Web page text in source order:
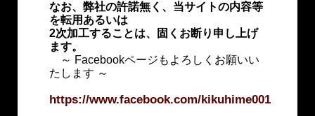
なお、弊社の許諾無く、当サイトの内容等
を転用あるいは
2次加工することは、固くお断り申し上げ
ます。
～ Facebookページもよろしくお願いい
たします ～
https://www.facebook.com/kikuhime001